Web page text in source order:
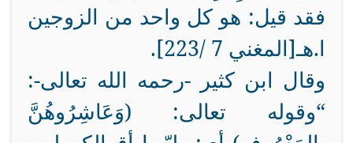
فقد قيل: هو كل واحد من الزوجين
ا.هـ[المغني 7 /223].
وقال ابن كثير -رحمه الله تعالى-:
“وقوله تعالى: (وَعَاشِرُوهُنَّ